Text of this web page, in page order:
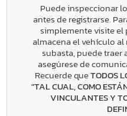
Puede inspeccionar
antes de registrarse.
simplemente visite el
almacena el vehículo
subasta, puede traer
asegúrese de
Recuerde queTODOS
"TAL CUAL, COMO
VINCULANTES Y